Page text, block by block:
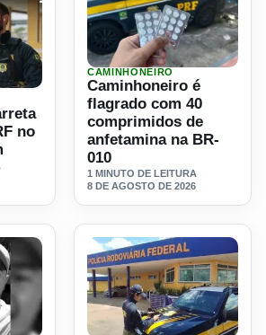
de carreta é preso pela PRF no
no
Ler materia: Caminhoneiro
CAMINHONEIRO
Caminhoneiro é
flagrado com 40
comprimidos de
anfetamina na BR-
010
1 MINUTO DE LEITURA
8 DE AGOSTO DE 2026